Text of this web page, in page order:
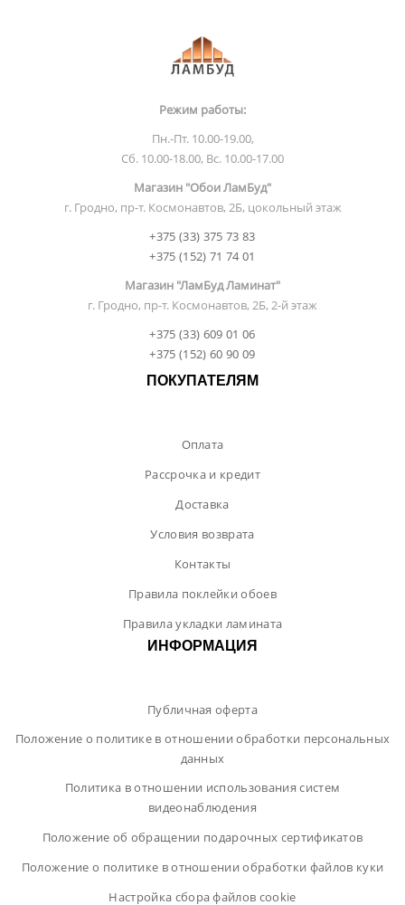
Режим работы:
Пн.-Пт. 10.00-19.00,
Сб. 10.00-18.00, Вс. 10.00-17.00
Магазин "Обои ЛамБуд"
г. Гродно, пр-т. Космонавтов, 2Б, цокольный этаж
+375 (33) 375 73 83
+375 (152) 71 74 01
Магазин "ЛамБуд Ламинат"
г. Гродно, пр-т. Космонавтов, 2Б, 2-й этаж
+375 (33) 609 01 06
+375 (152) 60 90 09
ПОКУПАТЕЛЯМ
Оплата
Рассрочка и кредит
Доставка
Условия возврата
Контакты
Правила поклейки обоев
Правила укладки ламината
ИНФОРМАЦИЯ
Публичная оферта
Положение о политике в отношении обработки персональных
данных
Политика в отношении использования систем
видеонаблюдения
Положение об обращении подарочных сертификатов
Положение о политике в отношении обработки файлов куки
Настройка сбора файлов cookie